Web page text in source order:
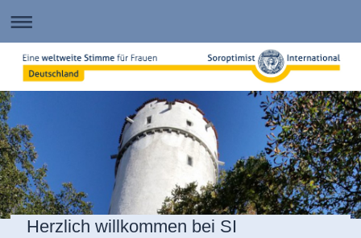
Herzlich willkommen bei SI